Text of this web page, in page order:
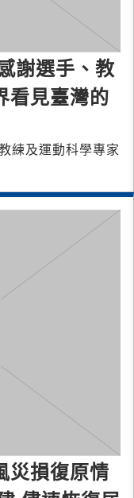
謝選手、教
看見臺灣的
練及運動科學專家
災損復原情